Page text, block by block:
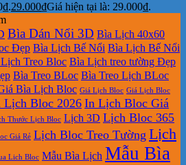
29.000₫Giá hiện tại là: 29.000₫.
Bìa Dán Nổi 3D Bìa Lịch 40x60
Đẹp Bìa Lịch Bế Nổi Bìa Lịch Bế Nổi
Treo Bloc Bìa Lịch treo tường Đẹp
Bìa Treo BLoc Bìa Treo Lịch BLoc
Bìa Lịch Bloc Giá Lịch Bloc Giá Lịch Bloc
Lịch Bloc 2026 In Lịch Bloc Giá
Thước Lịch Bloc Lịch 3D Lịch Bloc 365
Giá Rẻ Lịch Bloc Treo Tường Lịch
Lich Bloc Mẫu Bìa Lịch Mẫu Bìa